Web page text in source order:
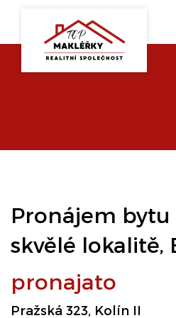
Pronájem bytu
skvělé lokalitě,
pronajato
Pražská 323, Kolín II